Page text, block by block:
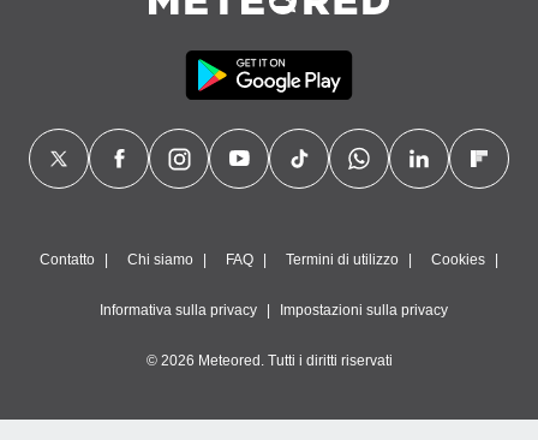
Contatto Chi siamo FAQ Termini di utilizzo Cookies
Informativa sulla privacy Impostazioni sulla privacy
© 2026 Meteored. Tutti i diritti riservati